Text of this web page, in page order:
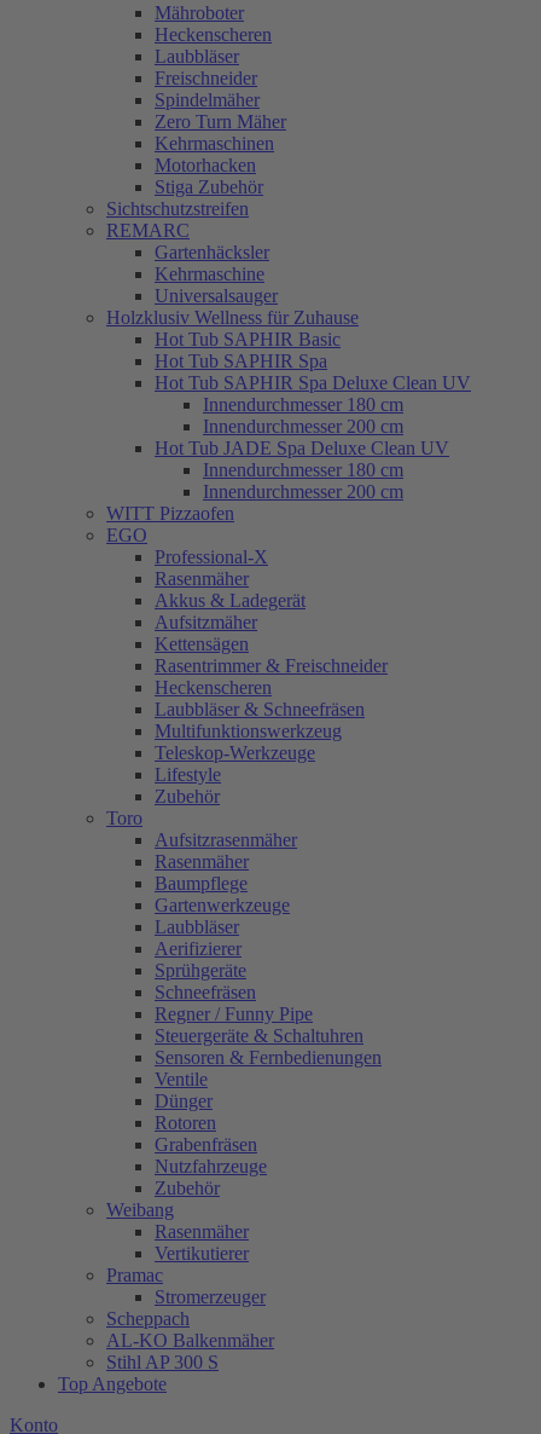
Mähroboter
Heckenscheren
Laubbläser
Freischneider
Spindelmäher
Zero Turn Mäher
Kehrmaschinen
Motorhacken
Stiga Zubehör
Sichtschutzstreifen
REMARC
Gartenhäcksler
Kehrmaschine
Universalsauger
Holzklusiv Wellness für Zuhause
Hot Tub SAPHIR Basic
Hot Tub SAPHIR Spa
Hot Tub SAPHIR Spa Deluxe Clean UV
Innendurchmesser 180 cm
Innendurchmesser 200 cm
Hot Tub JADE Spa Deluxe Clean UV
Innendurchmesser 180 cm
Innendurchmesser 200 cm
WITT Pizzaofen
EGO
Professional-X
Rasenmäher
Akkus & Ladegerät
Aufsitzmäher
Kettensägen
Rasentrimmer & Freischneider
Heckenscheren
Laubbläser & Schneefräsen
Multifunktionswerkzeug
Teleskop-Werkzeuge
Lifestyle
Zubehör
Toro
Aufsitzrasenmäher
Rasenmäher
Baumpflege
Gartenwerkzeuge
Laubbläser
Aerifizierer
Sprühgeräte
Schneefräsen
Regner / Funny Pipe
Steuergeräte & Schaltuhren
Sensoren & Fernbedienungen
Ventile
Dünger
Rotoren
Grabenfräsen
Nutzfahrzeuge
Zubehör
Weibang
Rasenmäher
Vertikutierer
Pramac
Stromerzeuger
Scheppach
AL-KO Balkenmäher
Stihl AP 300 S
Top Angebote
Konto